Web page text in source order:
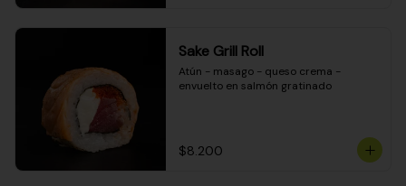
Sake Grill Roll
Atún - masago - queso crema -
envuelto en salmón gratinado
$8.200